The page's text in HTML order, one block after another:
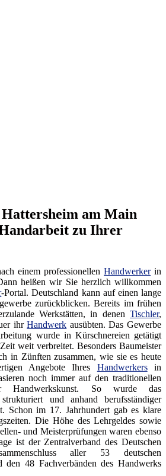
am Main
zu Ihrer
einem professionellenHandwerkerin
heißen wir Sie herzlich willkommen
-Portal. Deutschland kann auf einen lange
zurückblicken. Bereits im frühen
Werkstätten, in denen Tischler,
ihrHandwerk ausübten. Das Gewerbe
wurde in Kürschnereien getätigt
weit verbreitet. Besonders Baumeister
in Zünften zusammen, wie sie es heute
Angebote Ihres Handwerkersin
noch immer auf den traditionellen
Handwerkskunst. So wurde das
und anhand berufsständiger
Schon im 17. Jahrhundert gab es klare
Die Höhe des Lehrgeldes sowie
und Meisterprüfungen waren ebenso
ist der Zentralverband des Deutschen
aller 53 deutschen
den 48 Fachverbänden des Handwerks